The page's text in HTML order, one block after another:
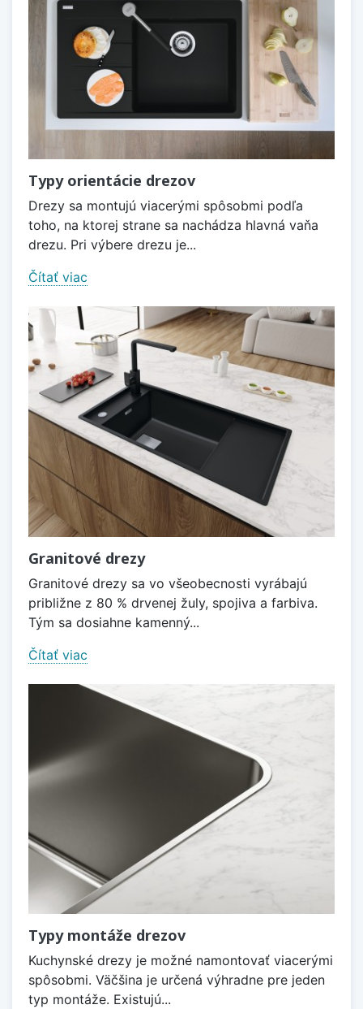
Typy orientácie drezov
Drezy sa montujú viacerými spôsobmi podľa
toho, na ktorej strane sa nachádza hlavná vaňa
drezu. Pri výbere drezu je...
Čítať viac
Granitové drezy
Granitové drezy sa vo všeobecnosti vyrábajú
približne z 80 % drvenej žuly, spojiva a farbiva.
Tým sa dosiahne kamenný...
Čítať viac
Typy montáže drezov
Kuchynské drezy je možné namontovať viacerými
spôsobmi. Väčšina je určená výhradne pre jeden
typ montáže. Existujú...